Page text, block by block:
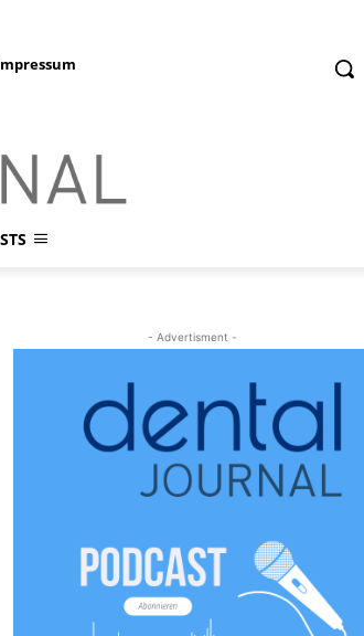
- Advertisment -